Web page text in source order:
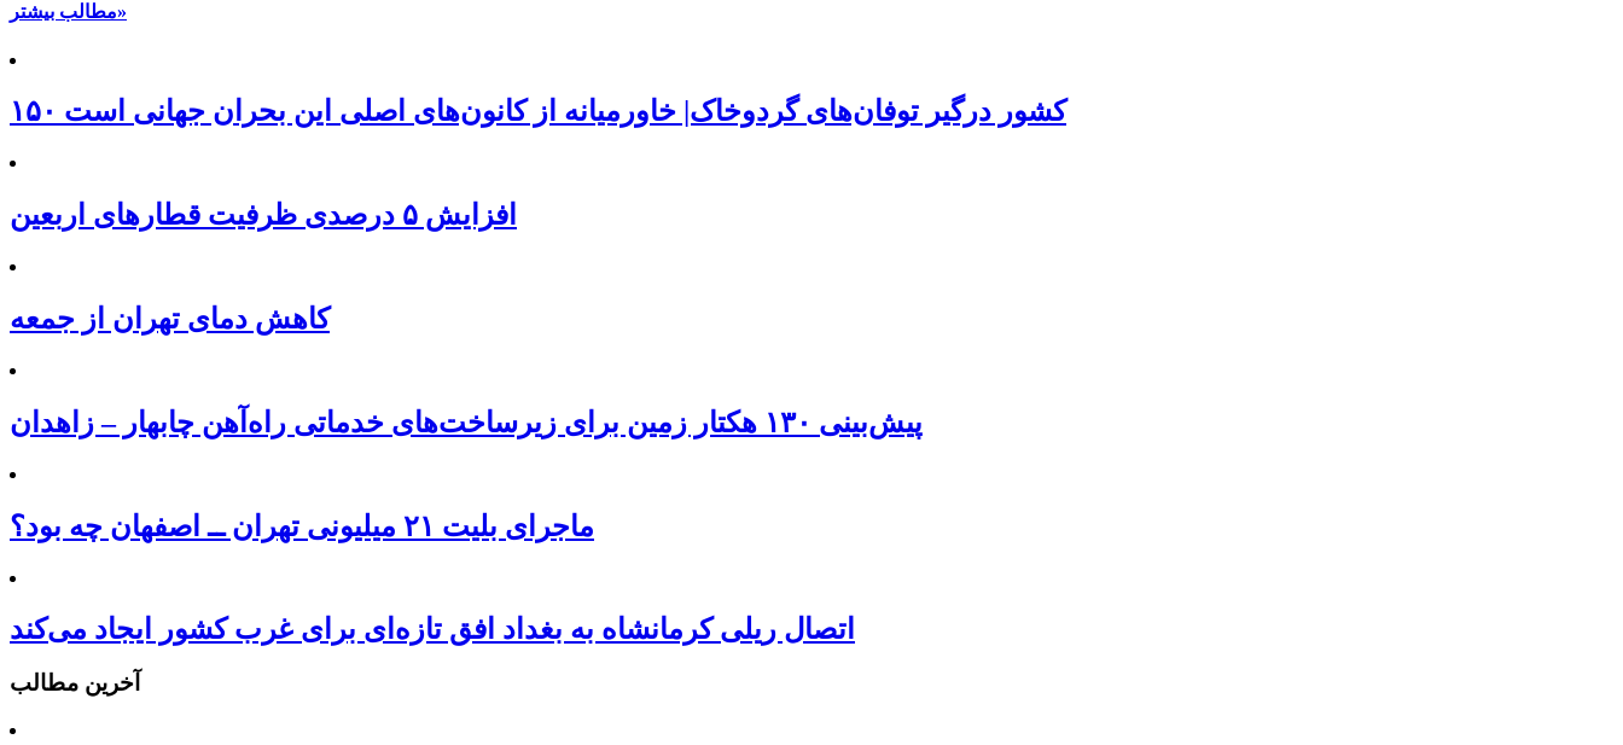
مطالب بیشتر»
۱۵۰ کشور درگیر توفان‌های گردوخاک| خاورمیانه از کانون‌های اصلی این بحران جهانی است
افزایش ۵ درصدی ظرفیت قطارهای اربعین
کاهش دمای تهران از جمعه
پیش‌بینی ۱۳۰ هکتار زمین برای زیرساخت‌های خدماتی راه‌آهن چابهار – زاهدان
ماجرای بلیت ۲۱ میلیونی تهران ــ اصفهان چه بود؟
اتصال ریلی کرمانشاه به بغداد افق تازه‌ای برای غرب کشور ایجاد می‌کند
آخرین مطالب